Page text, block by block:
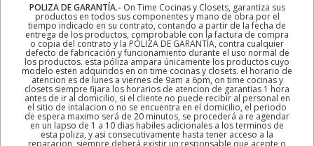
POLIZA DE GARANTÍA.- On Time Cocinas y Closets, garantiza sus
productos en todos sus componentes y mano de obra por el
tiempo indicado en su contrato, contando a partir de la fecha de
entrega de los productos, comprobable con la factura de compra
o copia del contrato y la PÓLIZA DE GARANTÍA, contra cualquier
defecto de fabricación y funcionamiento durante el uso normal de
los productos. esta póliza ampara únicamente los productos cuyo
modelo esten adquiridos en on time cocinas y closets. el horario de
atencion es de lunes a viernes de 9am a 6pm, on time cocinas y
closets siempre fijara los horarios de atencion de garantias 1 hora
antes de ir al domicilio, si el cliente no puede recibir al personal en
el sitio de intalacion o no se encuentra en el domicilio, el periodo
de espera maximo será de 20 minutos, se procederá a re agendar
en un lapso de 1 a 10 dias habiles adicionales a los terminos de
esta poliza, y asi consecutivamente hasta tener acceso a la
reparacion, siempre deberá existir un responsable que acepte o